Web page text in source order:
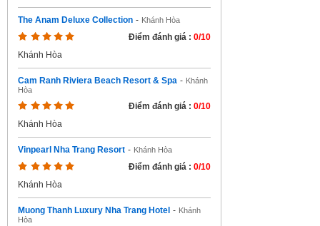
The Anam Deluxe Collection - Khánh Hòa
Điểm đánh giá : 0/10
Khánh Hòa
Cam Ranh Riviera Beach Resort & Spa - Khánh
Hòa
Điểm đánh giá : 0/10
Khánh Hòa
Vinpearl Nha Trang Resort - Khánh Hòa
Điểm đánh giá : 0/10
Khánh Hòa
Muong Thanh Luxury Nha Trang Hotel - Khánh
Hòa